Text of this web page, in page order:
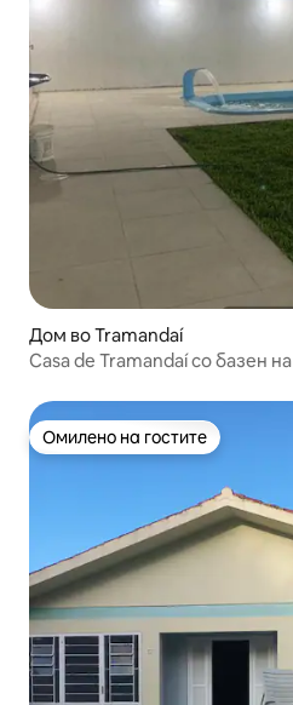
Дом во Tramandaí
Casa de Tramandaí со базен
Омилено на гостите
Омилено на гостите